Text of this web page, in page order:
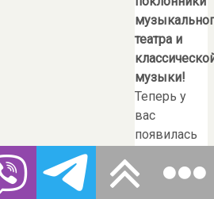
театра и
музыки!
Теперь у
вас
появилась
нам свои
билеты